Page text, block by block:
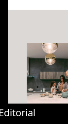
Editorial